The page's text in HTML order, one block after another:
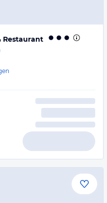
Restaurant